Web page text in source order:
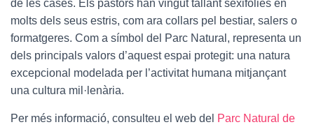
de les cases. Els pastors han vingut tallant sexifòlies en
molts dels seus estris, com ara collars pel bestiar, salers o
formatgeres. Com a símbol del Parc Natural, representa un
dels principals valors d’aquest espai protegit: una natura
excepcional modelada per l’activitat humana mitjançant
una cultura mil·lenària.
Per més informació, consulteu el web del Parc Natural de